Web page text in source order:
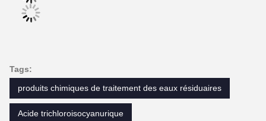
Tags:
produits chimiques de traitement des eaux résiduaires
Acide trichloroisocyanurique